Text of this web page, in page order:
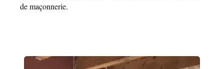
de maçonnerie.